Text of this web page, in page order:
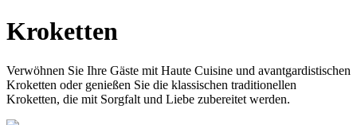
Kroketten
Verwöhnen Sie Ihre Gäste mit Haute Cuisine und avantgardistischen
Kroketten oder genießen Sie die klassischen traditionellen
Kroketten, die mit Sorgfalt und Liebe zubereitet werden.